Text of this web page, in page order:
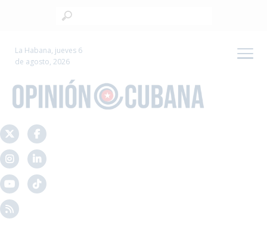
La Habana, jueves 6
de agosto, 2026